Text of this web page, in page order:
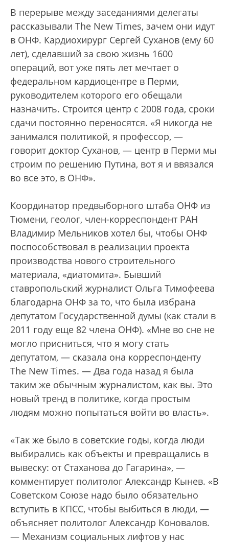
В перерыве между заседаниями делегаты
рассказывали The New Times, зачем они идут
в ОНФ. Кардиохирург Сергей Суханов (ему 60
лет), сделавший за свою жизнь 1600
операций, вот уже пять лет мечтает о
федеральном кардиоцентре в Перми,
руководителем которого его обещали
назначить. Строится центр с 2008 года, сроки
сдачи постоянно переносятся. «Я никогда не
занимался политикой, я профессор, —
говорит доктор Суханов, — центр в Перми мы
строим по решению Путина, вот я и ввязался
во все это, в ОНФ».
Координатор предвыборного штаба ОНФ из
Тюмени, геолог, член-корреспондент РАН
Владимир Мельников хотел бы, чтобы ОНФ
поспособствовал в реализации проекта
производства нового строительного
материала, «диатомита». Бывший
ставропольский журналист Ольга Тимофеева
благодарна ОНФ за то, что была избрана
депутатом Государственной думы (как стали в
2011 году еще 82 члена ОНФ). «Мне во сне не
могло присниться, что я могу стать
депутатом, — сказала она корреспонденту
The New Times. — Два года назад я была
таким же обычным журналистом, как вы. Это
новый тренд в политике, когда простым
людям можно попытаться войти во власть».
«Так же было в советские годы, когда люди
выбирались как объекты и превращались в
вывеску: от Стаханова до Гагарина», —
комментирует политолог Александр Кынев. «В
Советском Союзе надо было обязательно
вступить в КПСС, чтобы выбиться в люди, —
объясняет политолог Александр Коновалов.
— Механизм социальных лифтов у нас